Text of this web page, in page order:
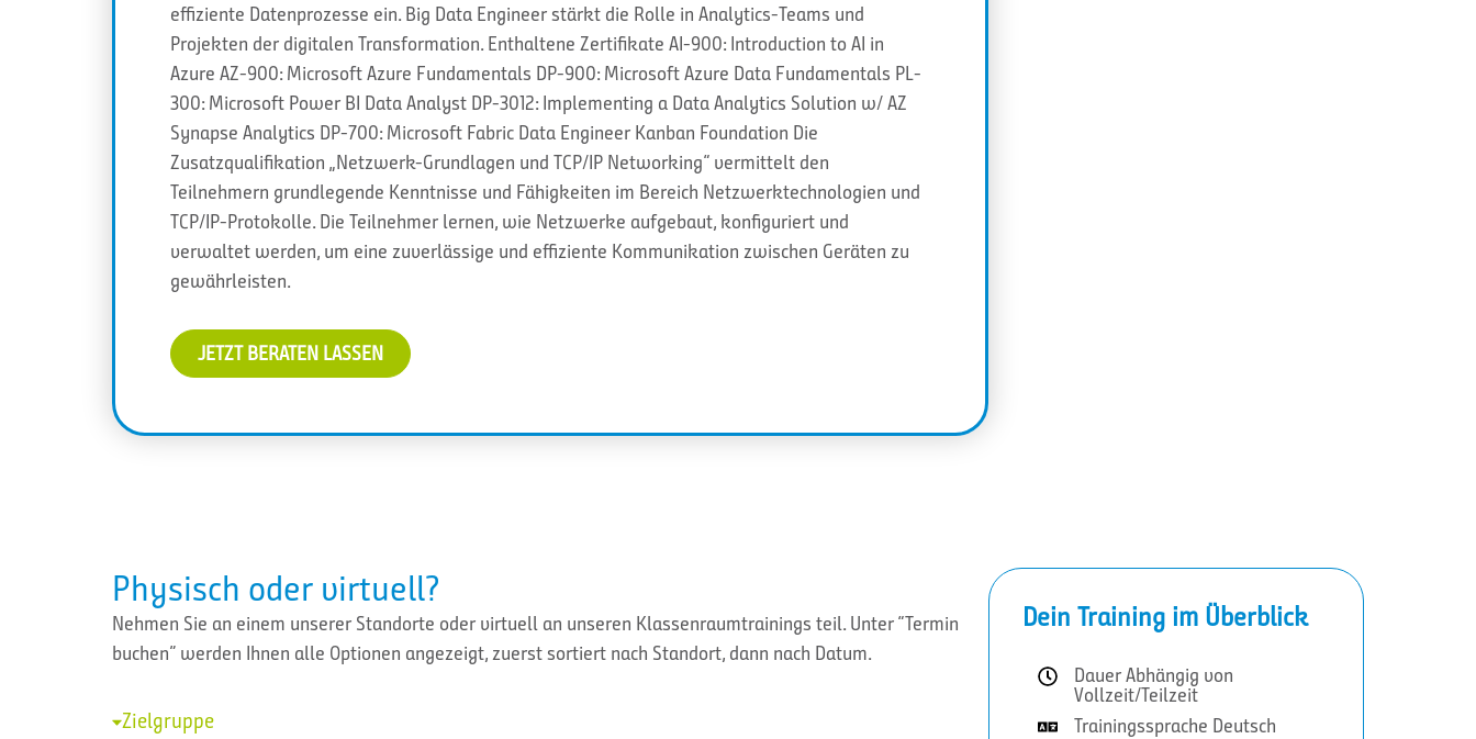
effiziente Datenprozesse ein. Big Data Engineer stärkt die Rolle in Analytics-Teams und
Projekten der digitalen Transformation. Enthaltene Zertifikate AI-900: Introduction to AI in
Azure AZ-900: Microsoft Azure Fundamentals DP-900: Microsoft Azure Data Fundamentals PL-
300: Microsoft Power BI Data Analyst DP-3012: Implementing a Data Analytics Solution w/ AZ
Synapse Analytics DP-700: Microsoft Fabric Data Engineer Kanban Foundation Die
Zusatzqualifikation „Netzwerk-Grundlagen und TCP/IP Networking“ vermittelt den
Teilnehmern grundlegende Kenntnisse und Fähigkeiten im Bereich Netzwerktechnologien und
TCP/IP-Protokolle. Die Teilnehmer lernen, wie Netzwerke aufgebaut, konfiguriert und
verwaltet werden, um eine zuverlässige und effiziente Kommunikation zwischen Geräten zu
gewährleisten.
JETZT BERATEN LASSEN
Physisch oder virtuell?
Nehmen Sie an einem unserer Standorte oder virtuell an unseren Klassenraumtrainings teil. Unter “Termin
buchen” werden Ihnen alle Optionen angezeigt, zuerst sortiert nach Standort, dann nach Datum.
Zielgruppe
Dein Training im Überblick
Dauer Abhängig von
Vollzeit/Teilzeit
Trainingssprache Deutsch